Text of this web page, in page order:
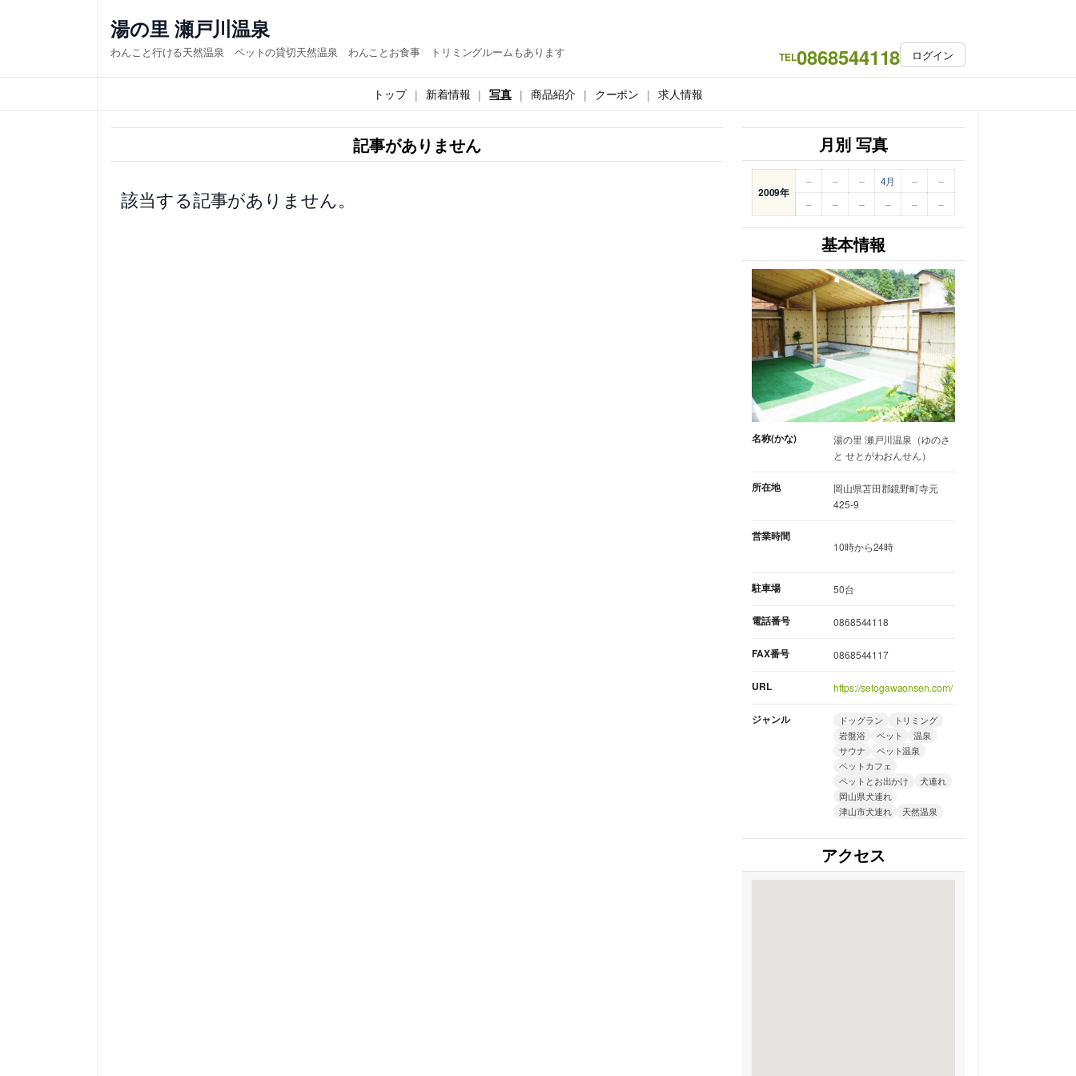
ス
キ
湯の里 瀬戸川温泉
わんこと行ける天然温泉 ペットの貸切天然温泉 わんことお食事 トリミングルームもあります TEL0868544118 ログイン
トップ 新着情報 写真 商品紹介 クーポン 求人情報
記事がありません
該当する記事がありません。
月別 写真
2009年
– – – 4月 –
–
–
– – – – –
基本情報
名称(かな)
湯の里 瀬戸川温泉（ゆのさ
と せとがわおんせん）
所在地
岡山県苫田郡鏡野町寺元
425-9
営業時間
10時から24時
駐車場 50台
電話番号 0868544118
FAX番号 0868544117
URL https://setogawaonsen.com/
ジャンル ドッグラン
トリミング
岩盤浴
ペット
温泉
サウナ
ペット温泉
ペットカフェ
ペットとお出かけ
犬連れ
岡山県犬連れ
津山市犬連れ
天然温泉
アクセス